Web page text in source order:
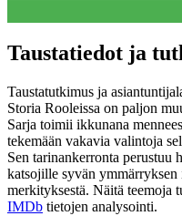
Taustatiedot ja
Taustatutkimus ja
Storia Rooleissa on paljon
Sarja toimii ikkunana
tekemään vakavia valintoja
Sen tarinankerronta perustuu
katsojille syvän
merkityksestä. Näitä
IMDb tietojen analysointi.